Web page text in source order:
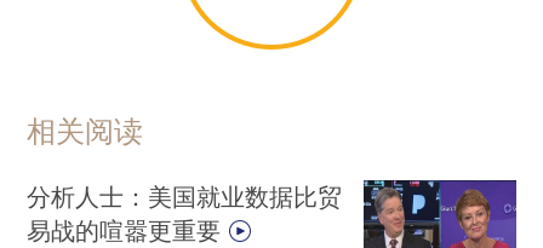
相关阅读
分析人士：美国就业数据比贸
易战的喧嚣更重要